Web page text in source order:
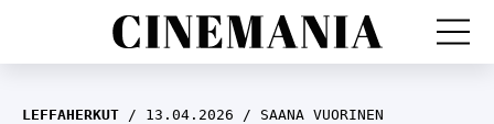
LEFFAT
LEFFAHERKUT 13.04.2026 SAANA VUORINEN